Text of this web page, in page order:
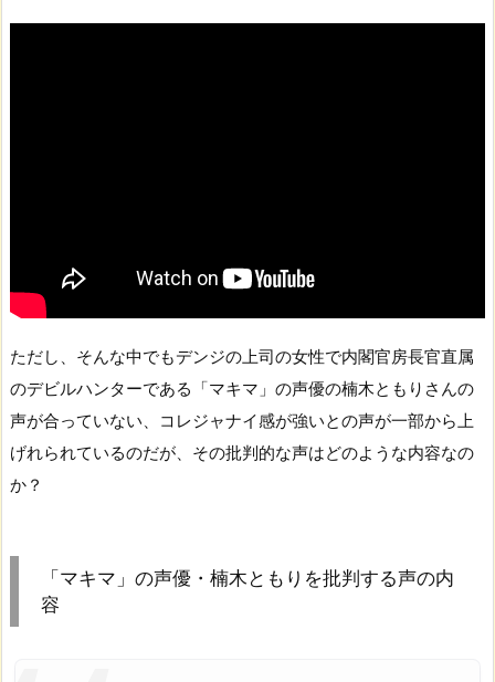
ただし、そんな中でもデンジの上司の女性で内閣官房長官直属
のデビルハンターである「マキマ」の声優の楠木ともりさんの
声が合っていない、コレジャナイ感が強いとの声が一部から上
げれられているのだが、その批判的な声はどのような内容なの
か？
「マキマ」の声優・楠木ともりを批判する声の内
容